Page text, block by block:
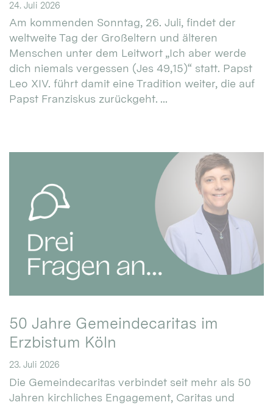
24. Juli 2026
Am kommenden Sonntag, 26. Juli, findet der
weltweite Tag der Großeltern und älteren
Menschen unter dem Leitwort „Ich aber werde
dich niemals vergessen (Jes 49,15)“ statt. Papst
Leo XIV. führt damit eine Tradition weiter, die auf
Papst Franziskus zurückgeht. ...
50 Jahre Gemeindecaritas im
Erzbistum Köln
23. Juli 2026
Die Gemeindecaritas verbindet seit mehr als 50
Jahren kirchliches Engagement, Caritas und